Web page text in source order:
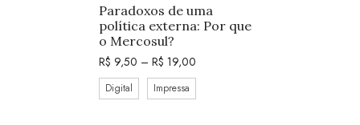
Paradoxos de uma
política externa: Por que
o Mercosul?
R$ 9,50 – R$ 19,00
Digital Impressa